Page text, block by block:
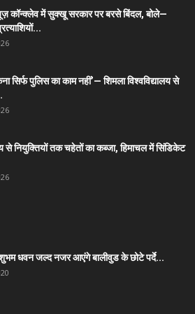
कॉन्क्लेव में सुक्खू सरकार पर बरसे बिंदल, बोले—
सिर्फ पुलिस का काम नहीं’— शिमला विश्वविद्यालय से
से नियुक्तियों तक चहेतों का कब्जा, हिमाचल में सिंडिकेट
धवन जल्द नजर आएंगे बालीवुड के छोटे पर्दे...